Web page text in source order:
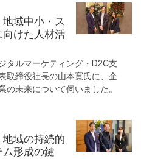
地域中小・ス
向けた人材活
タルマーケティング・D2C支
取締役社長の山本寛氏に、企
未来について伺いました。
地域の持続的
形成の鍵